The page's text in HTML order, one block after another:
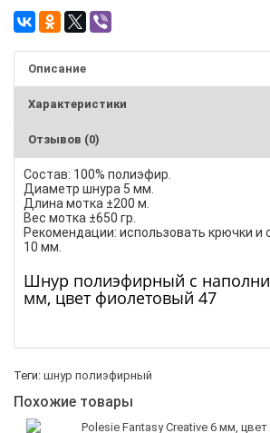
Описание
Характеристики
Отзывов (0)
Состав: 100% полиэфир.
Диаметр шнура 5 мм.
Длина мотка ±200 м.
Вес мотка ±650 гр.
Рекомендации: использовать крючки и
10 мм.
Шнур полиэфирный с
мм, цвет фиолетовый 47
Теги: шнур полиэфирный
Похожие товары